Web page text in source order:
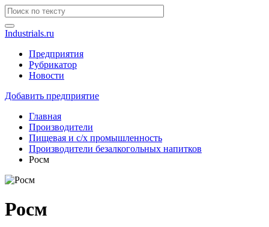
Industrials.ru
Предприятия
Рубрикатор
Новости
Добавить предприятие
Главная
Производители
Пищевая и с/х промышленность
Производители безалкогольных напитков
Росм
Росм